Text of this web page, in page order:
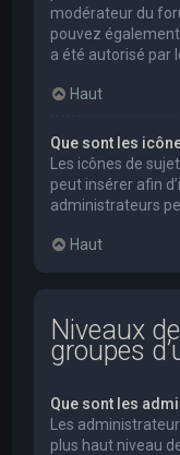
modérateur du
pouvez
a été autorisé par
Haut
Que sont les
Les icônes de
peut insérer afin
administrateurs
Haut
Niveaux
groupes
Que sont les
Les
plus haut niveau